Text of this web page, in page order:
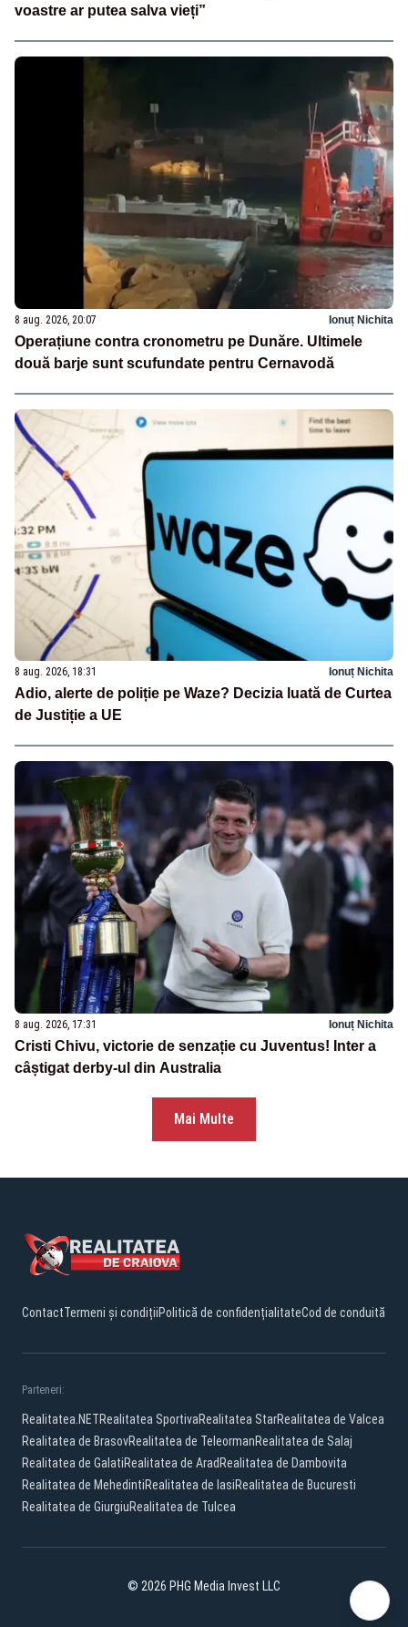
voastre ar putea salva vieți”
8 aug. 2026, 20:07 Ionuț Nichita
Operațiune contra cronometru pe Dunăre. Ultimele
două barje sunt scufundate pentru Cernavodă
8 aug. 2026, 18:31 Ionuț Nichita
Adio, alerte de poliție pe Waze? Decizia luată de Curtea
de Justiție a UE
8 aug. 2026, 17:31 Ionuț Nichita
Cristi Chivu, victorie de senzație cu Juventus! Inter a
câștigat derby-ul din Australia
Mai Multe
ContactTermeni și condițiiPolitică de confidențialitateCod de conduită
Parteneri:
Realitatea.NETRealitatea SportivaRealitatea StarRealitatea de Valcea
Realitatea de BrasovRealitatea de TeleormanRealitatea de Salaj
Realitatea de GalatiRealitatea de Arad Realitatea de Dambovita
Realitatea de MehedintiRealitatea de IasiRealitatea de Bucuresti
Realitatea de GiurgiuRealitatea de Tulcea
© 2026 PHG Media Invest LLC